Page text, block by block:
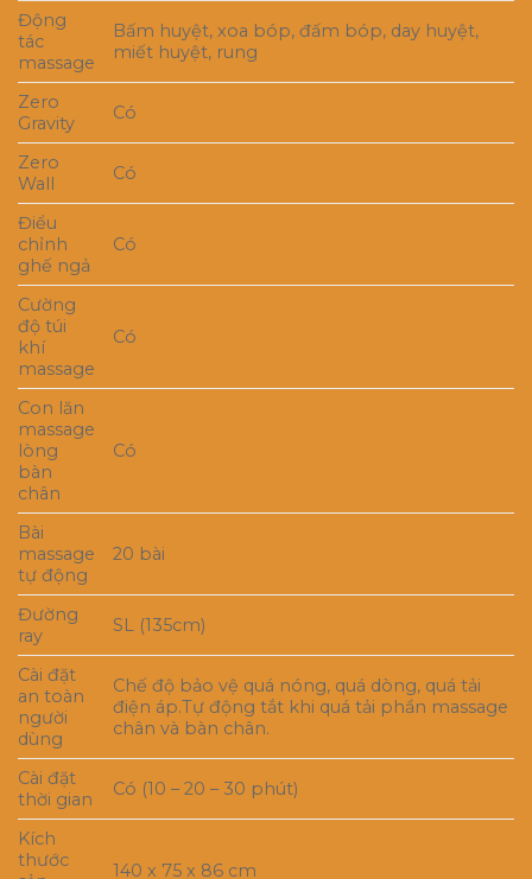
Động
tác
massage
Bấm huyệt, xoa bóp, đấm bóp, day huyệt,
miết huyệt, rung
Zero
Gravity
Có
Zero
Wall
Có
Điểu
chỉnh
ghế ngả
Có
Cường
độ túi
khí
massage
Có
Con lăn
massage
lòng
bàn
chân
Có
Bài
massage
tự động
20 bài
Đường
ray
SL (135cm)
Cài đặt
an toàn
người
dùng
Chế độ bảo vệ quá nóng, quá dòng, quá tải
điện áp.Tự động tắt khi quá tải phần massage
chân và bàn chân.
Cài đặt
thời gian
Có (10 – 20 – 30 phút)
Kích
thước
140 x 75 x 86 cm